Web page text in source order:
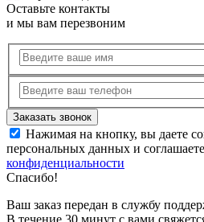
Оставьте контакты
и мы вам перезвоним
Нажимая на кнопку, вы даете
персональных данных и
конфиденциальности
Спасибо!
Ваш заказ передан в службу
В течение 30 минут с вами